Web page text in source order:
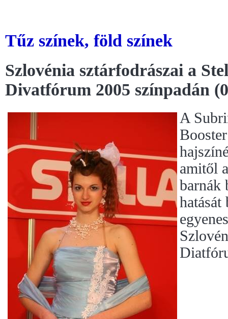
Tűz színek, föld színek
Szlovénia sztárfodrászai a
Divatfórum 2005 színpadán
A
amitől
barnák
hatását